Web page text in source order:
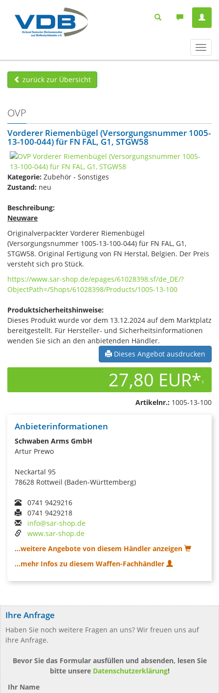
ein-/
zurück zur Übersicht
OVP
Vorderer Riemenbügel (Versorgungsnummer 1005-
13-100-044) für FN FAL, G1, STGW58
Kategorie: Zubehör - Sonstiges
Zustand: neu
Beschreibung:
Neuware
Originalverpackter Vorderer Riemenbügel
(Versorgungsnummer 1005-13-100-044) für FN FAL, G1,
STGW58. Original Fertigung von FN Herstal, Belgien. Der Preis
versteht sich pro Stück.
https://www.sar-shop.de/epages/61028398.sf/de_DE/?
ObjectPath=/Shops/61028398/Products/1005-13-100
Produktsicherheitshinweise:
Dieses Produkt wurde vor dem 13.12.2024 auf dem Marktplatz
bereitgestellt. Für Hersteller- und Sicherheitsinformationen
wenden Sie sich an den anbietenden Händler.
Dieses Angebot ausdrucken
27,80 EUR*1
Artikelnr.: 1005-13-100
Anbieterinformationen
Schwaben Arms GmbH
Artur Prewo
Neckartal 95
78628 Rottweil (Baden-Württemberg)
0741 9429216
0741 9429218
info@sar-shop.de
www.sar-shop.de
...weitere Angebote von diesem Händler anzeigen
...mehr Infos zu diesem Waffen-Fachhändler
Ihre Anfrage
Haben Sie noch weitere Fragen an uns? Wir freuen uns auf
ihre Anfrage.
Bevor Sie das Formular ausfüllen und absenden, lesen Sie
bitte unsere Datenschutzerklärung!
Ihr Name